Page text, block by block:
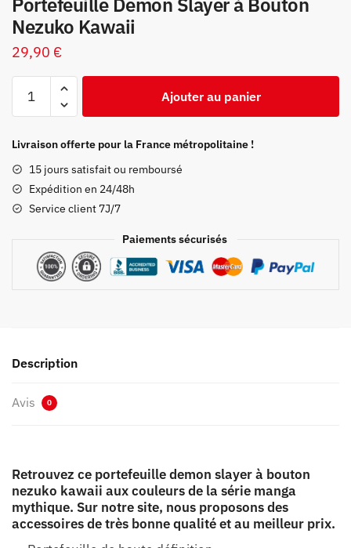
Nezuko Kawaii
29,90 €
Demon
à
Bouton
Nezuko
Ajouter au panier
Livraison offerte pour la France métropolitaine !
15 jours satisfait ou remboursé
Expédition en 24/48h
Service client 7J/7
Paiements sécurisés
Description
Avis 0
Retrouvez ce portefeuille demon slayer à bouton
nezuko kawaii aux couleurs de la série manga
mythique. Sur notre site, nous proposons des
accessoires de très bonne qualité et au meilleur prix.